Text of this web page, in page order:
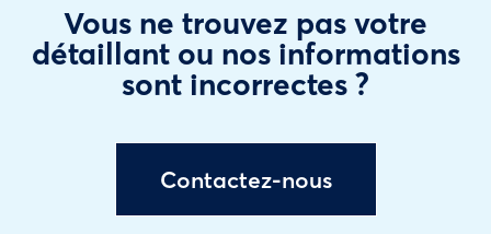
Vous ne trouvez pas votre
détaillant ou nos informations
sont incorrectes ?
Contactez-nous